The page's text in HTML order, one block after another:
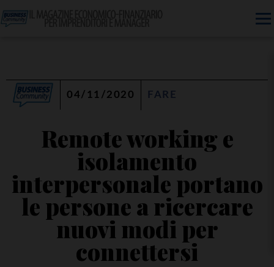
04/11/2020 FARE
Remote working e
isolamento
interpersonale portano
le persone a ricercare
nuovi modi per
connettersi